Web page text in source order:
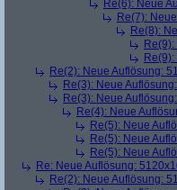
Re(6): Neue
Re(7):
Re(8):
Re(2): Neue Auflösung:
Re(3): Neue
Re(3): Neue
Re(4): Neue
Re(5): Neue
Re(5): Neue
Re(5): Neue
Re: Neue Auflösung:
Re(2): Neue Auflösung: